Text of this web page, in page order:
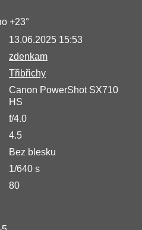
+23°
13.06.2025 15:53
zdenkam
Třibřichy
Canon PowerShot SX710
HS
f/4.0
4.5
Bez blesku
1/640 s
80